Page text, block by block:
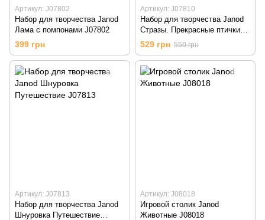
Артикул: J07802
Набор для творчества Janod
Лама с помпонами J07802
399 грн
Артикул: J07810
Набор для творчества Janod
Стразы. Прекрасные птички
J07810
529 грн 550 грн
Артикул: J07813
Набор для творчества Janod
Шнуровка Путешествие
Артикул: J08018
Игровой столик Janod
Животные J08018